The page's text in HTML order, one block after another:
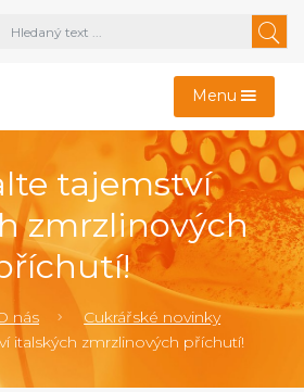
Menu
tajemství
zmrzlinových
nás
Cukrářské novinky
italských zmrzlinových příchutí!